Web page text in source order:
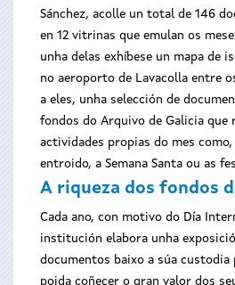
Sánchez, acolle un total de 146
en 12 vitrinas que emulan os
unha delas exhíbese un mapa de
no aeroporto de Lavacolla entre
a eles, unha selección de
fondos do Arquivo de Galicia que
actividades propias do mes
entroido, a Semana Santa ou as
A riqueza dos fondos
Cada ano, con motivo do Día
institución elabora unha
documentos baixo a súa custodia
poida coñecer o gran valor dos